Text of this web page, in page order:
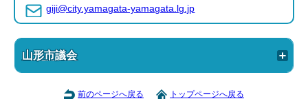
giji@city.yamagata-yamagata.lg.jp
山形市議会
前のページへ戻る トップページへ戻る